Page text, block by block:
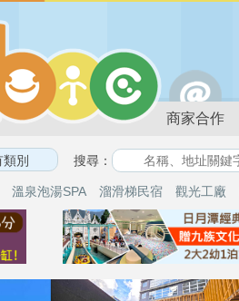
商家合作
搜尋：
溫泉泡湯SPA 溜滑梯民宿 觀光工廠